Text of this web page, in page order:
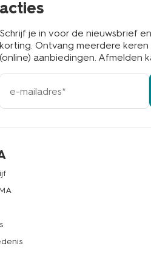
acties
Schrijf je in voor de nieuwsbrief
korting. Ontvang meerdere
(online) aanbiedingen. Afmelden
e-
mailadres